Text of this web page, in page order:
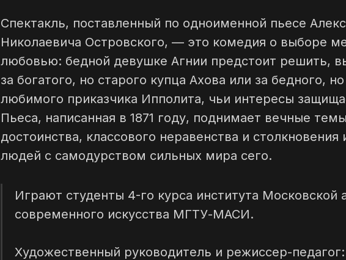
Спектакль, поставленный по одноименной пьесе
Николаевича Островского, — это комедия о выборе
любовью: бедной девушке Агнии предстоит решить,
за богатого, но старого купца Ахова или за бедного,
любимого приказчика Ипполита, чьи интересы
Пьеса, написанная в 1871 году, поднимает вечные
достоинства, классового неравенства и
людей с самодурством сильных мира сего.
Играют студенты 4-го курса института Московской
современного искусства МГТУ-МАСИ.
Художественный руководитель и режиссер-педагог: